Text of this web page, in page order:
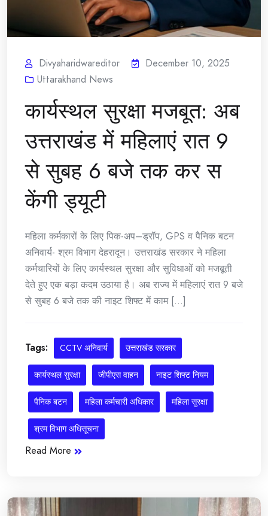
Divyaharidwareditor
December 10, 2025
Uttarakhand News
कार्यस्थल सुरक्षा मजबूत: अब
उत्तराखंड में महिलाएं रात 9
से सुबह 6 बजे तक कर स
केंगी ड्यूटी
महिला कर्मकारों के लिए पिक-अप–ड्रॉप, GPS व पैनिक बटन
अनिवार्य- श्रम विभाग देहरादून। उत्तराखंड सरकार ने महिला
कर्मचारियों के लिए कार्यस्थल सुरक्षा और सुविधाओं को मजबूती
देते हुए एक बड़ा कदम उठाया है। अब राज्य में महिलाएं रात 9 बजे
से सुबह 6 बजे तक की नाइट शिफ्ट में काम [...]
Tags: CCTV अनिवार्य उत्तराखंड सरकार
कार्यस्थल सुरक्षा जीपीएस वाहन नाइट शिफ्ट नियम
पैनिक बटन महिला कर्मचारी अधिकार महिला सुरक्षा
श्रम विभाग अधिसूचना
Read More